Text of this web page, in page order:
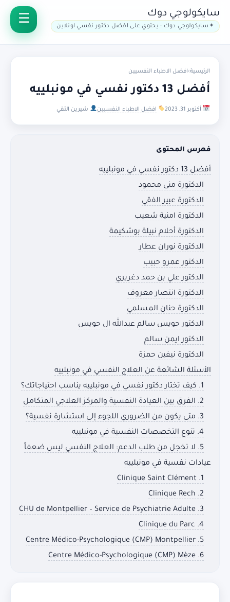
سايكولوجي دوك
سايكولوجي دوك : يحتوي على افضل دكتور نفسي اونلاين
الرئيسية›افضل الاطباء النفسيين
أفضل 13 دكتور نفسي في مونبلييه
أكتوبر 31, 2023 افضل الاطباء النفسيين شيرين التقي
فهرس المحتوى
أفضل 13 دكتور نفسي في مونبلييه
الدكتورة منى محمود
الدكتورة عبير الفقي
الدكتورة امنية شعيب
الدكتورة أحلام نبيلة بوشكيمة
الدكتورة نوران عطار
الدكتور عمرو حبيب
الدكتور علي بن حمد دغريري
الدكتورة انتصار معروف
الدكتورة حنان المسلمي
الدكتور حويس سالم عبدالله ال حويس
الدكتور ايمن سالم
الدكتورة نيفين حمزة
الأسئلة الشائعة عن العلاج النفسي في مونبلييه
1. كيف تختار دكتور نفسي في مونبلييه يناسب احتياجاتك؟
2. الفرق بين العيادة النفسية والمركز العلاجي المتكامل
3. متى يكون من الضروري اللجوء إلى استشارة نفسية؟
4. تنوع التخصصات النفسية في مونبلييه
5. لا تخجل من طلب الدعم: العلاج النفسي ليس ضعفاً
عيادات نفسية في مونبلييه
1. Clinique Saint Clément
2. Clinique Rech
3. CHU de Montpellier – Service de Psychiatrie Adulte
4. Clinique du Parc
5. Centre Médico-Psychologique (CMP) Montpellier
6. Centre Médico-Psychologique (CMP) Mèze